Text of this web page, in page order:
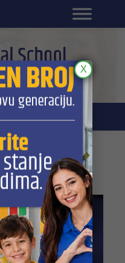
Portal za roditelje
DL platforma
Danica Antic
X